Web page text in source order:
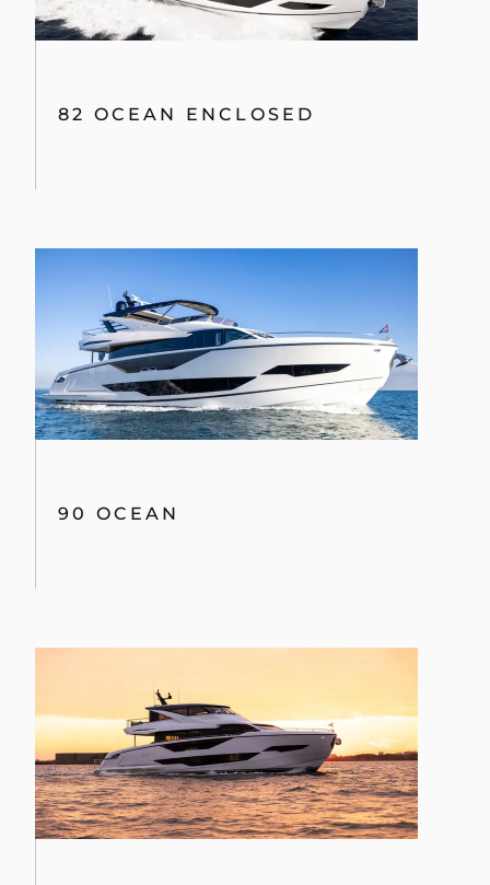
82 OCEAN ENCLOSED
90 OCEAN